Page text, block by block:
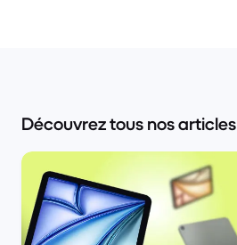
Découvrez tous nos articles